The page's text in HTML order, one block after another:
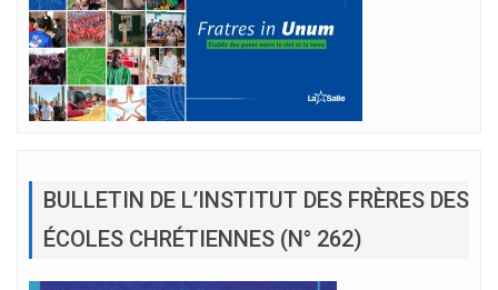
BULLETIN DE L’INSTITUT DES FRÈRES DES
ÉCOLES CHRÉTIENNES (N° 262)